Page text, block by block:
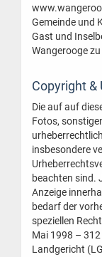
Gemeinde und
Gast und
Wangerooge
Copyright &
Die auf auf
Fotos,
insbesondere
beachten sind.
Anzeige
bedarf der
speziellen
Mai 1998 –
Landgericht